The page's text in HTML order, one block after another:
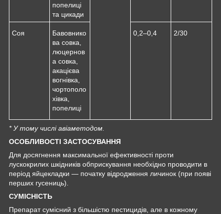
попелиці
та цикади
Соя
Бавовнико
ва совка,
люцернов
а совка,
акацієва
вогнівка,
чортополо
хівка,
попелиці
0,2–0,4 2/30
* У тому числі авіаметодом.
ОСОБЛИВОСТІ ЗАСТОСУВАННЯ
Для досягнення максимальної ефективності проти
лускокрилих шкідників обприскування необхідно проводити в
період яйцекладки — початку відродження личинок (при появі
перших гусениць).
СУМІСНІСТЬ
Препарат сумісний з більшістю пестицидів, але в кожному